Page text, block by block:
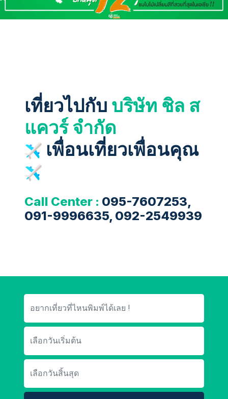
เที่ยวไปกับ บริษัท ชิล ส
แควร์ จำกัด
เพื่อนเที่ยวเพื่อนคุณ
Call Center : 095-7607253,
091-9996635, 092-2549939